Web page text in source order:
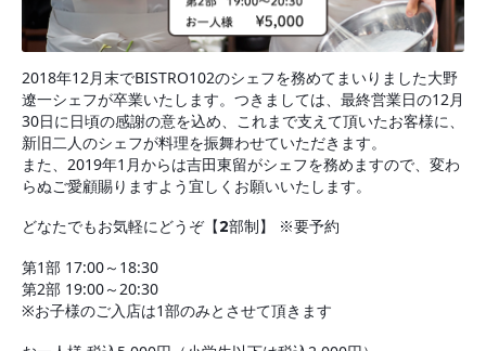
2018年12月末でBISTRO102のシェフを務めてまいりました大野
遼一シェフが卒業いたします。つきましては、最終営業日の12月
30日に日頃の感謝の意を込め、これまで支えて頂いたお客様に、
新旧二人のシェフが料理を振舞わせていただきます。
また、2019年1月からは吉田東留がシェフを務めますので、変わ
らぬご愛顧賜りますよう宜しくお願いいたします。
どなたでもお気軽にどうぞ【2部制】 ※要予約
第1部 17:00～18:30
第2部 19:00～20:30
※お子様のご入店は1部のみとさせて頂きます